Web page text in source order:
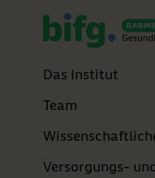
Das Institut
Team
Versorgungs-